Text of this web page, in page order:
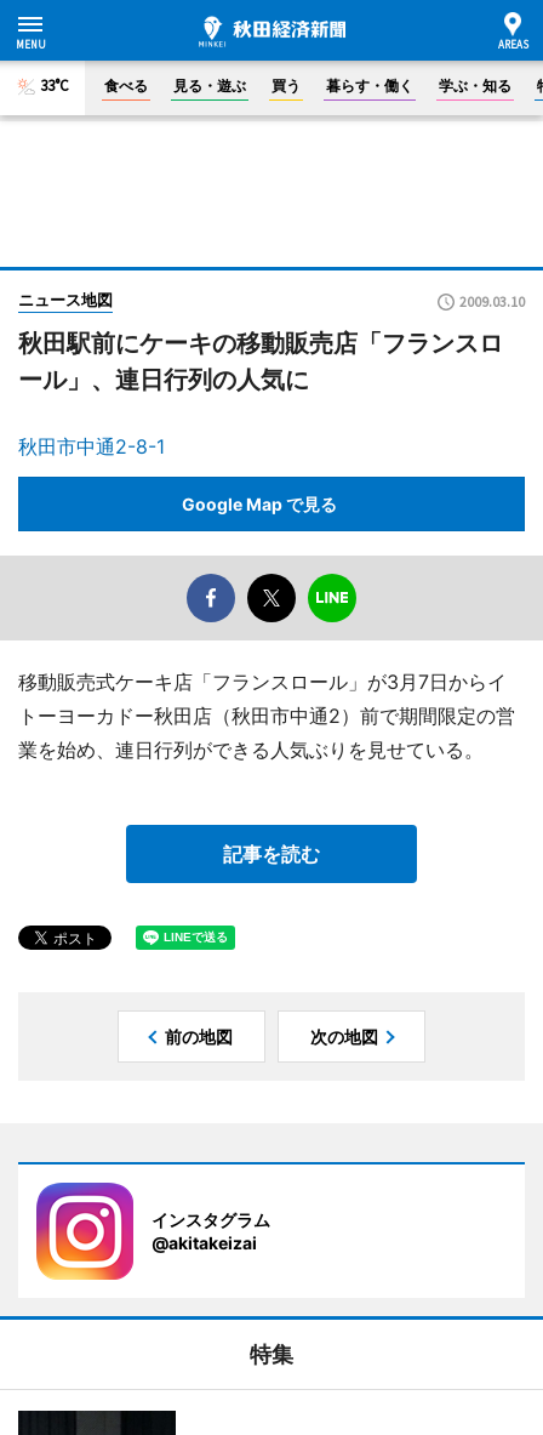
33°C 食べる 見る・遊ぶ 買う 暮らす・働く 学ぶ・知る
ニュース地図 2009.03.10
秋田駅前にケーキの移動販売店「フランスロ
ール」、連日行列の人気に
秋田市中通2-8-1
Google Map で見る
移動販売式ケーキ店「フランスロール」が3月7日からイ
トーヨーカドー秋田店（秋田市中通2）前で期間限定の営
業を始め、連日行列ができる人気ぶりを見せている。
記事を読む
前の地図 次の地図
インスタグラム
@akitakeizai
特集